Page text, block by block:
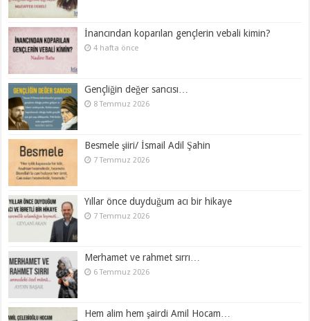
İnancından koparılan gençlerin vebali kimin?
4 hafta önce
Gençliğin değer sancısı…
8 Temmuz 2026
Besmele şiiri/ İsmail Adil Şahin
7 Temmuz 2026
Yıllar önce duyduğum acı bir hikaye
7 Temmuz 2026
Merhamet ve rahmet sırrı…
6 Temmuz 2026
Hem alim hem şairdi Amil Hocam…